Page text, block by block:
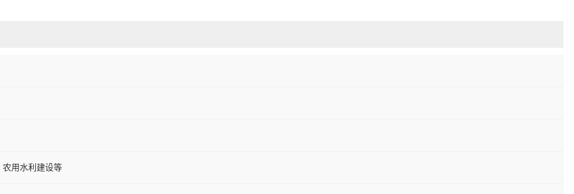
农用水利建设等